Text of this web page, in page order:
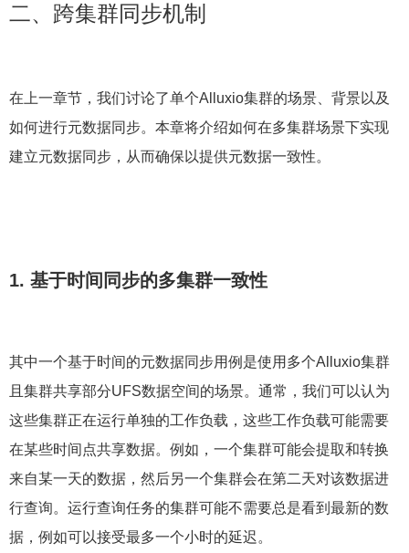
二、跨集群同步机制
在上一章节，我们讨论了单个Alluxio集群的场景、背景以及
如何进行元数据同步。本章将介绍如何在多集群场景下实现
建立元数据同步，从而确保以提供元数据一致性。
1. 基于时间同步的多集群一致性
其中一个基于时间的元数据同步用例是使用多个Alluxio集群
且集群共享部分UFS数据空间的场景。通常，我们可以认为
这些集群正在运行单独的工作负载，这些工作负载可能需要
在某些时间点共享数据。例如，一个集群可能会提取和转换
来自某一天的数据，然后另一个集群会在第二天对该数据进
行查询。运行查询任务的集群可能不需要总是看到最新的数
据，例如可以接受最多一个小时的延迟。